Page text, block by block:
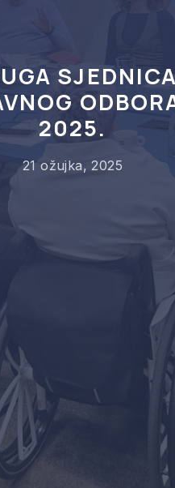
2025.
21 ožujka, 2025